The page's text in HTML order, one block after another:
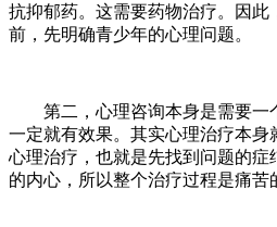
抗抑郁药。这需要药物治疗。因此
前，先明确青少年的心理问题。
第二，心理咨询本身是需要一
一定就有效果。其实心理治疗本
心理治疗，也就是先找到问题的症
的内心，所以整个治疗过程是痛苦